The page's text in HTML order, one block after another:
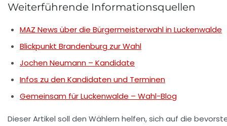
Weiterführende Informationsquellen
MAZ News über die Bürgermeisterwahl in Luckenwalde
Blickpunkt Brandenburg zur Wahl
Jochen Neumann – Kandidate
Infos zu den Kandidaten und Terminen
Gemeinsam für Luckenwalde – Wahl-Blog
Dieser Artikel soll den Wählern helfen, sich auf die